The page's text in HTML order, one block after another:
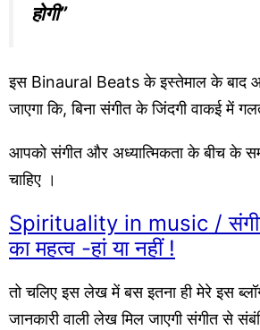
होगी”
इस Binaural Beats के इस्तेमाल के बाद
जाएगा कि, बिना संगीत के जिंदगी वाकई में
आपको संगीत और अध्यात्मिकता के बीच के
चाहिए ।
Spirituality in music / संगीत
का महत्व -हां या नहीं !
तो चलिए इस लेख में बस इतना ही मेरे इस
जानकारी वाली लेख मिल जाएगी संगीत से